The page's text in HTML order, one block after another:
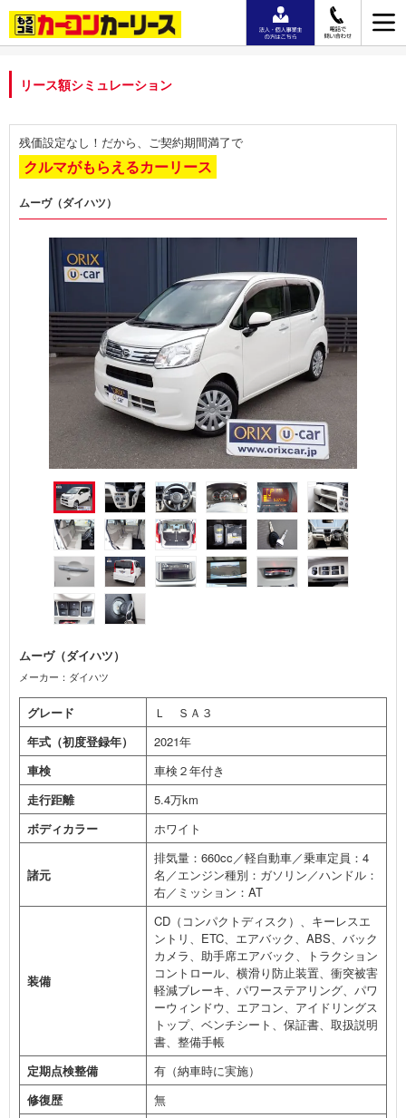
リース額シミュレーション
残価設定なし！だから、ご契約期間満了で
クルマがもらえるカーリース
ムーヴ（ダイハツ）
ムーヴ（ダイハツ）
メーカー：ダイハツ
グレード
Ｌ ＳＡ３
年式（初度登録年）
2021年
車検
車検２年付き
走行距離
5.4万km
ボディカラー
ホワイト
諸元
排気量：660cc／軽自動車／乗車定員：4
名／エンジン種別：ガソリン／ハンドル：
右／ミッション：AT
装備
CD（コンパクトディスク）、キーレスエ
ントリ、ETC、エアバック、ABS、バック
カメラ、助手席エアバック、トラクション
コントロール、横滑り防止装置、衝突被害
軽減ブレーキ、パワーステアリング、パワ
ーウィンドウ、エアコン、アイドリングス
トップ、ベンチシート、保証書、取扱説明
書、整備手帳
定期点検整備
有（納車時に実施）
修復歴
無